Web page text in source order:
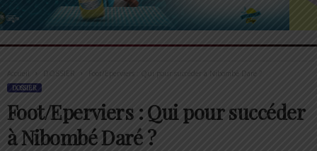
Accueil Foot/Eperviers : Qui pour succéder à Nibombé Daré ?
DOSSIER
Foot/Eperviers : Qui pour succéder
à Nibombé Daré ?